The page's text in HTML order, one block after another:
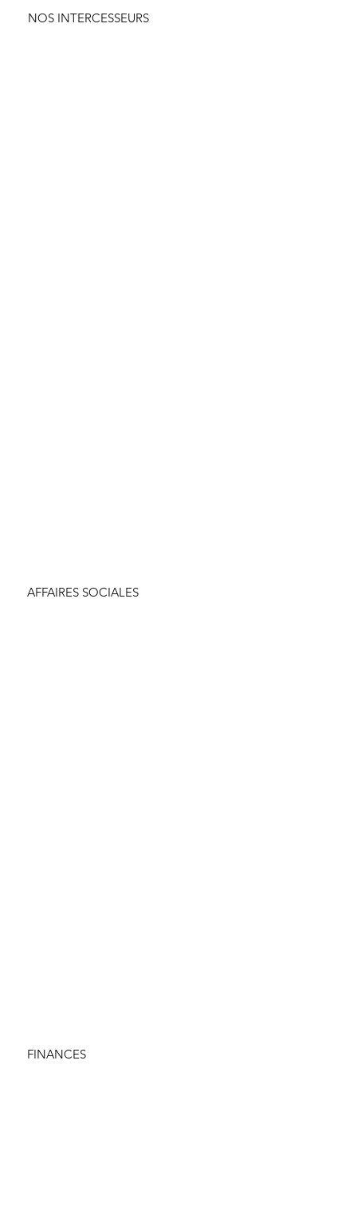
AFFAIRES SOCIALES
NOS INTERCESSEURS
FINANCES